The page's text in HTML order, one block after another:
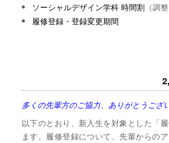
ソーシャルデザイン学科 時間割 （調
履修登録・登録変更期間
多くの先輩方のご協力、ありがとうござ
以下のとおり、新入生を対象とした「
ます。履修登録について、先輩からの